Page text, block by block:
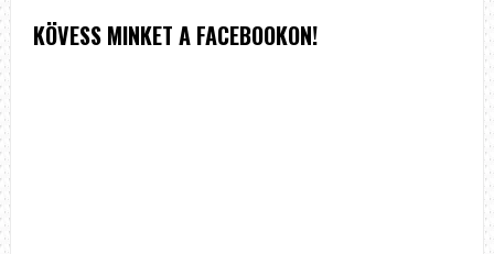
KÖVESS MINKET A FACEBOOKON!